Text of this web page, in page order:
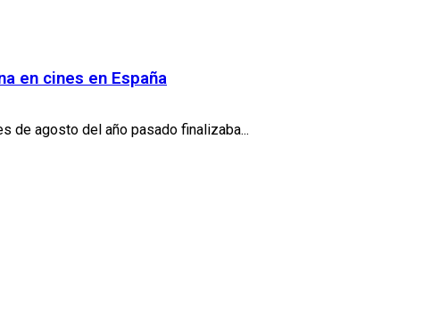
en cines en España
de agosto del año pasado finalizaba...